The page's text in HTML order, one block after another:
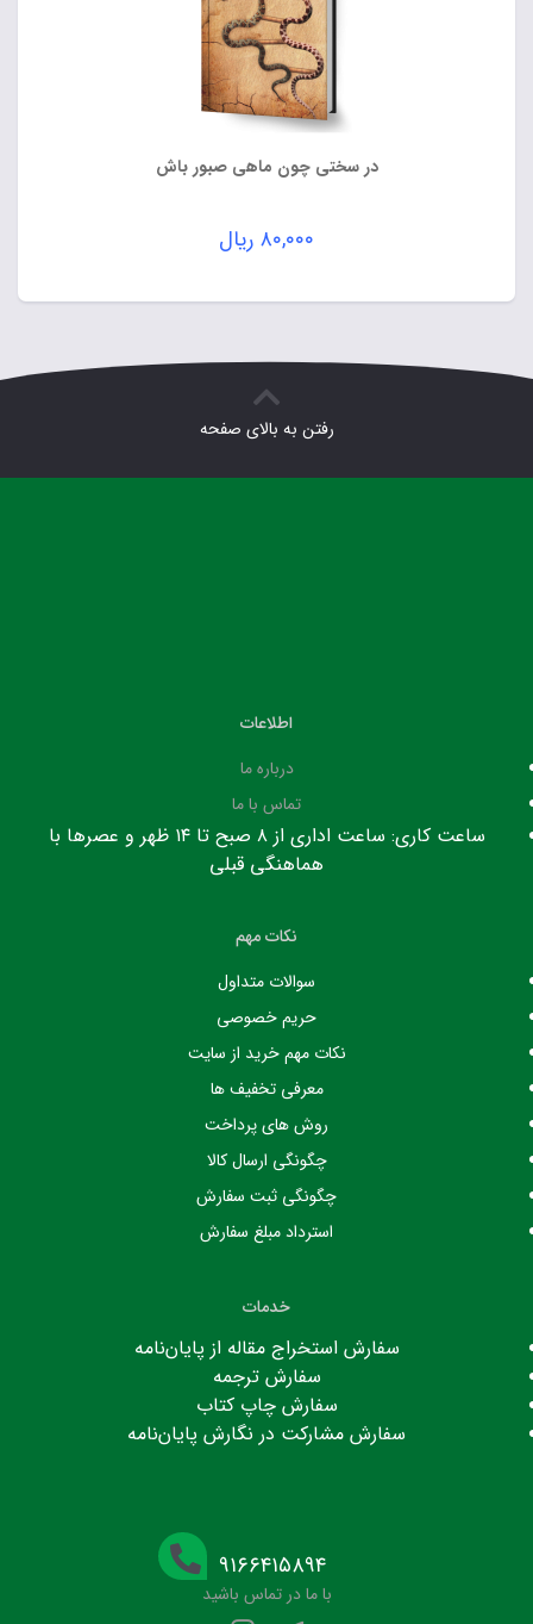
در سختی چون ماهی صبور باش
۸۰,۰۰۰ ریال
رفتن به بالای صفحه
اطلاعات
درباره ما
تماس با ما
ساعت کاری: ساعت اداری از ۸ صبح تا ۱۴ ظهر و عصرها با
هماهنگی قبلی
نکات مهم
سوالات متداول
حریم خصوصی
نکات مهم خرید از سایت
معرفی تخفیف ها
روش های پرداخت
چگونگی ارسال کالا
چگونگی ثبت سفارش
استرداد مبلغ سفارش
خدمات
سفارش استخراج مقاله از پایان‌نامه
سفارش ترجمه
سفارش چاپ کتاب
سفارش مشارکت در نگارش پایان‌نامه
۹۱۶۶۴۱۵۸۹۴
با ما در تماس باشید